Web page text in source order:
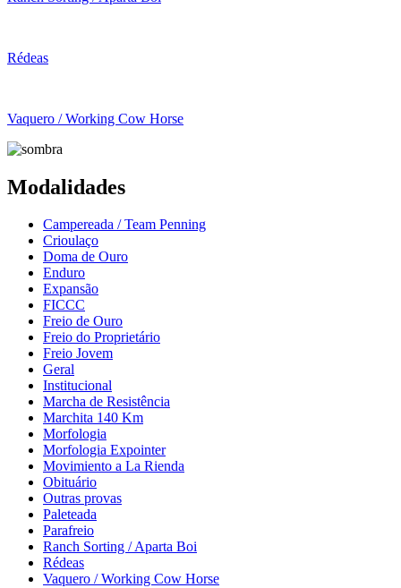
Rédeas
Vaquero / Working Cow Horse
Modalidades
Campereada / Team Penning
Crioulaço
Doma de Ouro
Enduro
Expansão
FICCC
Freio de Ouro
Freio do Proprietário
Freio Jovem
Geral
Institucional
Marcha de Resistência
Marchita 140 Km
Morfologia
Morfologia Expointer
Movimiento a La Rienda
Obituário
Outras provas
Paleteada
Parafreio
Ranch Sorting / Aparta Boi
Rédeas
Vaquero / Working Cow Horse